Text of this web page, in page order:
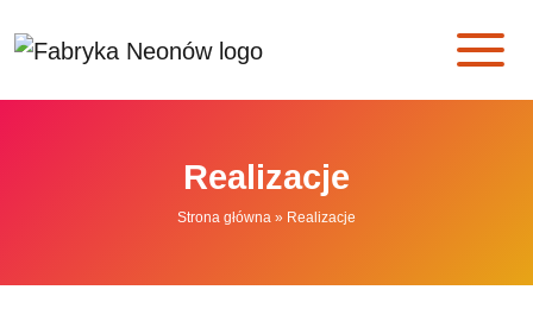
Realizacje
Strona główna » Realizacje